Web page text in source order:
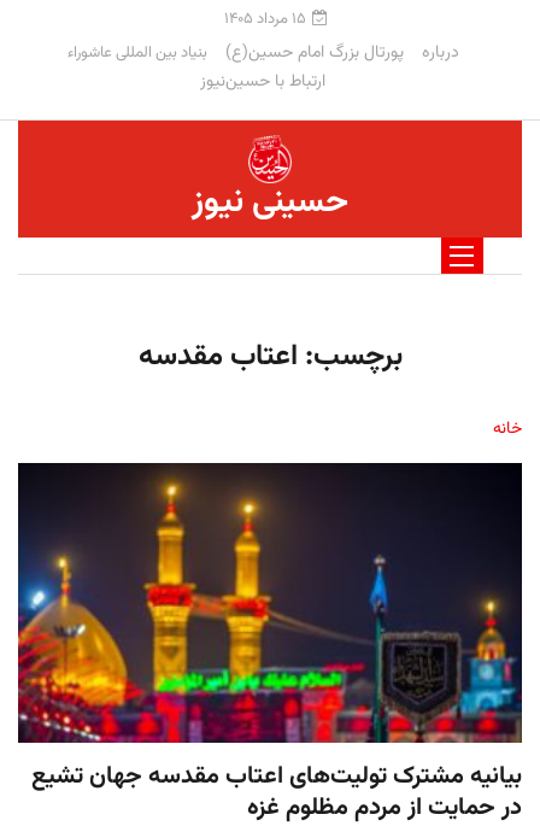
۱۵ مرداد ۱۴۰۵
درباره پورتال بزرگ امام حسین(ع) بنیاد بین المللی عاشوراء
ارتباط با حسین‌نیوز
حسینی نیوز
برچسب: اعتاب مقدسه
خانه
بیانیه مشترک تولیت‌های اعتاب مقدسه جهان تشیع
در حمایت از مردم مظلوم غزه